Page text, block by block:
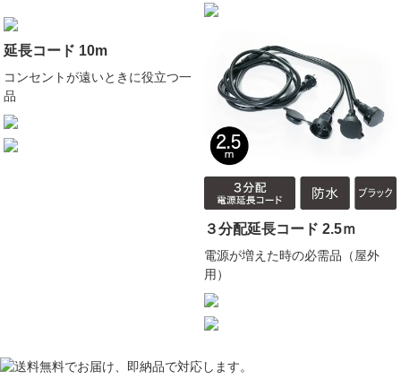
延長コード 10m
コンセントが遠いときに役立つ一
品
３分配延長コード 2.5ｍ
電源が増えた時の必需品（屋外
用）